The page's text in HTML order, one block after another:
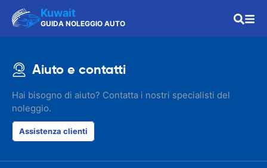
Kuwait
GUIDA NOLEGGIO AUTO
Aiuto e contatti
Hai bisogno di aiuto? Contatta i nostri specialisti del
noleggio.
Assistenza clienti